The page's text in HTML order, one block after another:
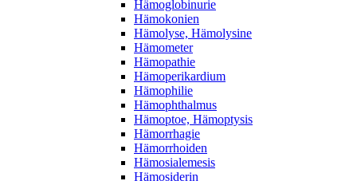
Hämoglobinurie
Hämokonien
Hämolyse, Hämolysine
Hämometer
Hämopathie
Hämoperikardium
Hämophilie
Hämophthalmus
Hämoptoe, Hämoptysis
Hämorrhagie
Hämorrhoiden
Hämosialemesis
Hämosiderin